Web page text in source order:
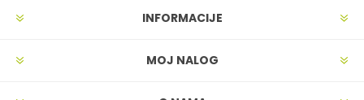
INFORMACIJE
MOJ NALOG